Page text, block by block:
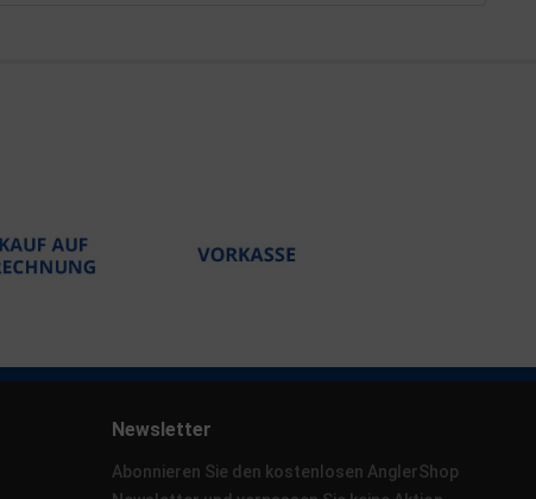
Newsletter
Abonnieren Sie den kostenlosen AnglerShop